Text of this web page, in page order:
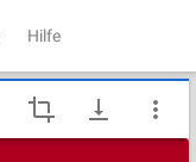
Hilfe